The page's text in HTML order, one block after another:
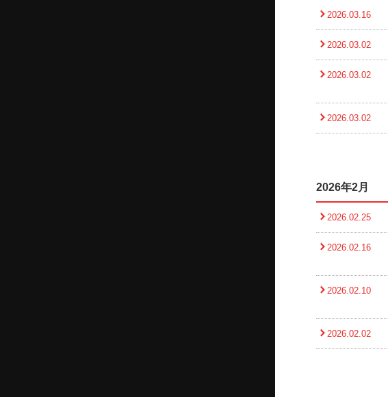
2026.03.16
2026.03.02
2026.03.02
2026.03.02
2026年2月
2026.02.25
2026.02.16
2026.02.10
2026.02.02